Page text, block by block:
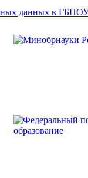
данных в